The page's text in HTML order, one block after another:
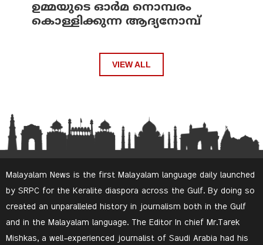
ഉമ്മയുടെ ഓർമ നൊമ്പരം
കൊള്ളിക്കുന്ന ആദ്യനോമ്പ്
VIEW ALL
Malayalam News is the first Malayalam language daily launched
by SRPC for the Keralite diaspora across the Gulf. By doing so
created an unparalleled history in journalism both in the Gulf
and in the Malayalam language. The Editor In chief Mr.Tarek
Mishkas, a well-experienced journalist of Saudi Arabia had his